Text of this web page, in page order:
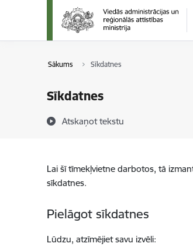
Pāriet uz lapas saturu
Sākums Sīkdatnes
Sīkdatnes
Atskaņot tekstu
Lai šī tīmekļvietne darbotos, tā
sīkdatnes.
Pielāgot sīkdatnes
Lūdzu, atzīmējiet savu izvēli: